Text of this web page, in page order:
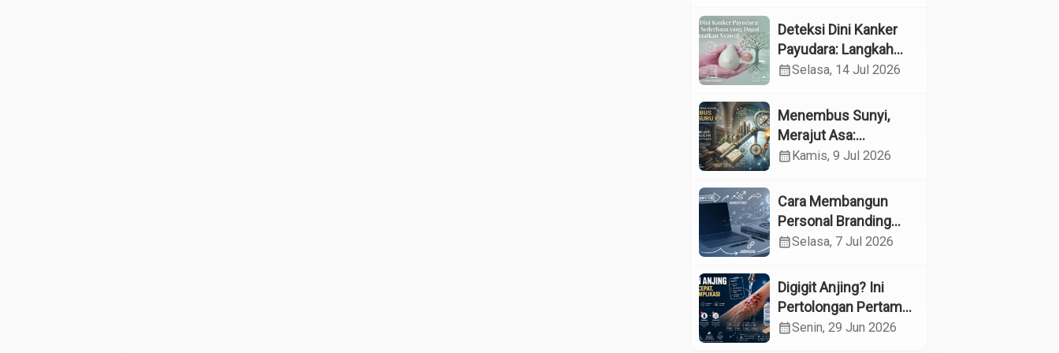
Reproduksi pada
Lansia melalui
Edukasi dan
Konseling di UPTD
Lanjut Usia Binjai
Deteksi Dini Kanker
Payudara: Langkah
Sederhana yang
Nyawa
calendar_monthSelasa, 14 Jul 2026
Menembus Sunyi,
Merajut Asa:
Menyelami Jantung
Pendidikan Khusus
calendar_monthKamis, 9 Jul 2026
Cara Membangun
Personal Branding
sebagai Dokter di Era
calendar_monthSelasa, 7 Jul 2026
Digigit Anjing? Ini
Pertolongan Pertama
yang Tepat dan Kapan
calendar_monthSenin, 29 Jun 2026